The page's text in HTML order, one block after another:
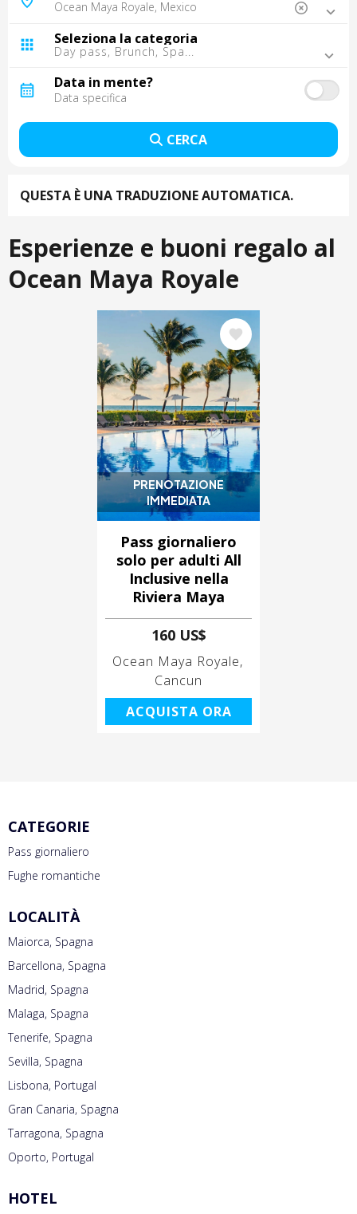
Barcellona, Spagna
Malaga, Spagna
Tarragona, Spagna
Tenerife, Spagna
Sevilla, Spagna
Lisbona, Portugal
Gran Canaria, Spagna
Oporto, Portugal
Punta Cana, Repubblica Dominicana
Cordoba, Spagna
Lanzarote, Spagna
La Palma, Spagna
Trelawny, Giamaica
Seleziona la categoria
Day pass, Brunch, Spa...
Data in mente?
CERCA
QUESTA È UNA TRADUZIONE AUTOMATICA.
Esperienze e buoni regalo al
Ocean Maya Royale
PRENOTAZIONE
IMMEDIATA
Immagine
Pass giornaliero
solo per adulti All
Inclusive nella
Riviera Maya
160 US$
Ocean Maya Royale
Cancun
ACQUISTA ORA
CATEGORIE
Pass giornaliero
Fughe romantiche
LOCALITÀ
Maiorca, Spagna
Barcellona, Spagna
Madrid, Spagna
Malaga, Spagna
Tenerife, Spagna
Sevilla, Spagna
Lisbona, Portugal
Gran Canaria, Spagna
Tarragona, Spagna
Oporto, Portugal
HOTEL